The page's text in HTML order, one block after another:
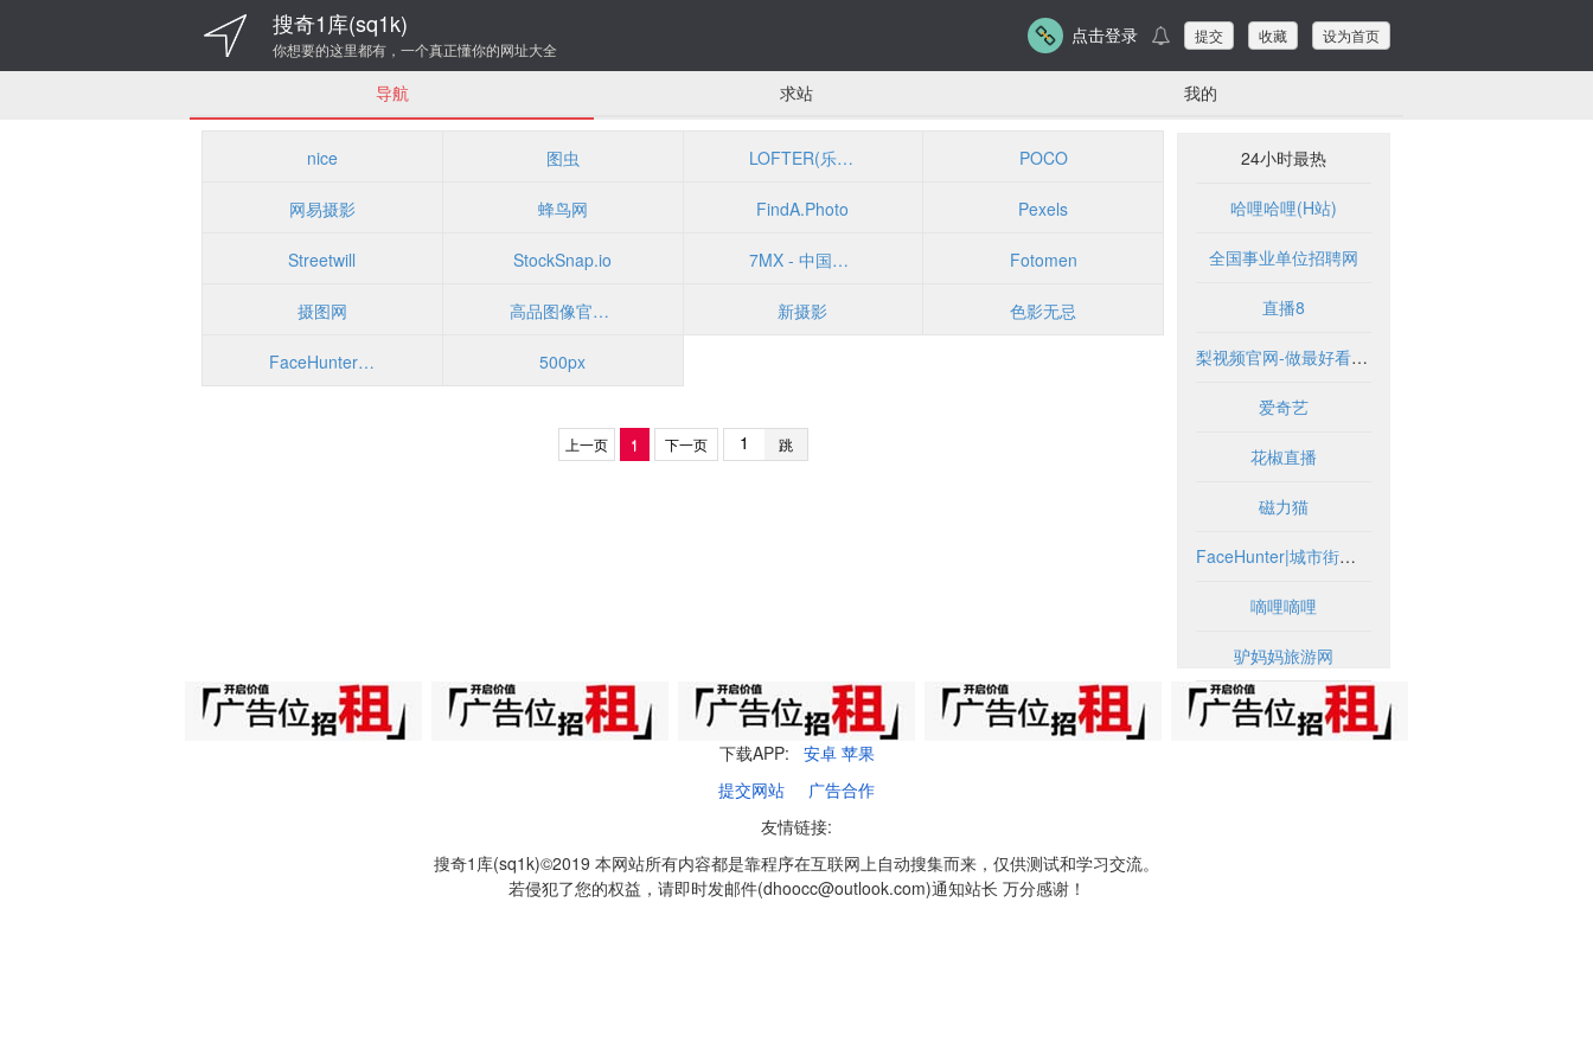
搜奇1库(sq1k)
你想要的这里都有，一个真正懂你的网址大全
点击登录 提交 收藏 设为首页
导航 求站 我的
nice 图虫 LOFTER(乐乎) POCO
网易摄影 蜂鸟网 FindA.Photo Pexels
Streetwill StockSnap.io 7MX - 中国领先的视觉创作社区 Fotomen
摄图网 高品图像官方网站 新摄影 色影无忌
FaceHunter|城市街头时尚摄影博客 500px
上一页 1 下一页 跳
24小时最热
哈哩哈哩(H站)
全国事业单位招聘网
直播8
梨视频官网-做最好看的资讯短视频-Pear Video
爱奇艺
花椒直播
磁力猫
FaceHunter|城市街头时尚摄影博客
嘀哩嘀哩
驴妈妈旅游网
下载APP: 安卓 苹果
提交网站
广告合作
友情链接:
搜奇1库(sq1k)©2019 本网站所有内容都是靠程序在互联网上自动搜集而来，仅供测试和学习交流。
若侵犯了您的权益，请即时发邮件(dhoocc@outlook.com)通知站长 万分感谢！